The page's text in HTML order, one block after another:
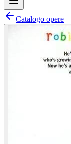
Catalogo opere